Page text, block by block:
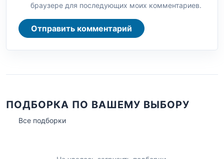
браузере для последующих моих комментариев.
Отправить комментарий
ПОДБОРКА ПО ВАШЕМУ ВЫБОРУ
Все подборки